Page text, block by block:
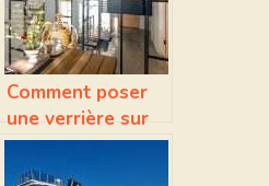
Comment poser
une verrière sur
placo en 10
étapes faciles !